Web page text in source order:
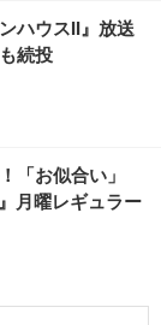
ハウスII』放送
続投
「お似合い」
月曜レギュラー